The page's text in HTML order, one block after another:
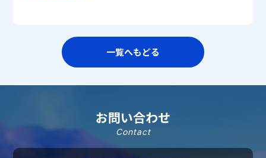
一覧へもどる
お問い合わせ
Contact